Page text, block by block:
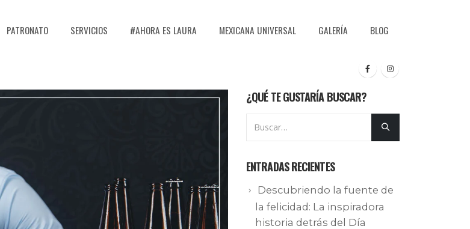
PATRONATO SERVICIOS #AHORA ES LAURA MEXICANA UNIVERSAL GALERÍA BLOG
¿QUÉ TE GUSTARÍA BUSCAR?
ENTRADAS RECIENTES
Descubriendo la fuente de
la felicidad: La inspiradora
historia detrás del Día